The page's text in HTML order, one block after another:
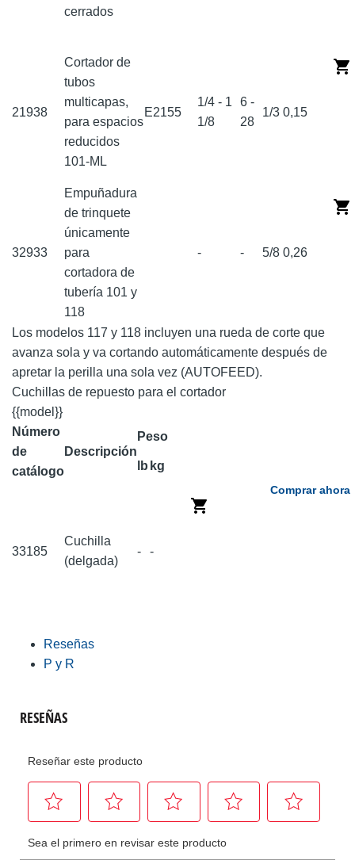
cerrados
21938
Cortador de
tubos
multicapas,
para espacios
reducidos
101-ML
E2155
1/4 - 1
1/8
6 -
28
1/3 0,15
32933
Empuñadura
de trinquete
únicamente
para
cortadora de
tubería 101 y
118
- - 5/8 0,26
Los modelos 117 y 118 incluyen una rueda de corte que
avanza sola y va cortando automáticamente después de
apretar la perilla una sola vez (AUTOFEED).
Cuchillas de repuesto para el cortador
{{model}}
Número
de
catálogo
Descripción
Peso
lb kg
33185
Cuchilla
(delgada)
- -
Comprar ahora
Reseñas
P y R